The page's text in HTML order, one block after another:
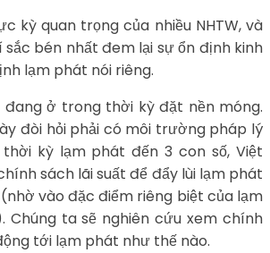
kỳ quan trọng của nhiều NHTW, và
bén nhất đem lại sự ổn định kinh
lạm phát nói riêng.
ở trong thời kỳ đặt nền móng.
đòi hỏi phải có môi trường pháp lý
kỳ lạm phát đến 3 con số, Việt
sách lãi suất để đẩy lùi lạm phát
vào đặc điểm riêng biệt của lạm
Chúng ta sẽ nghiên cứu xem chính
tới lạm phát như thế nào.